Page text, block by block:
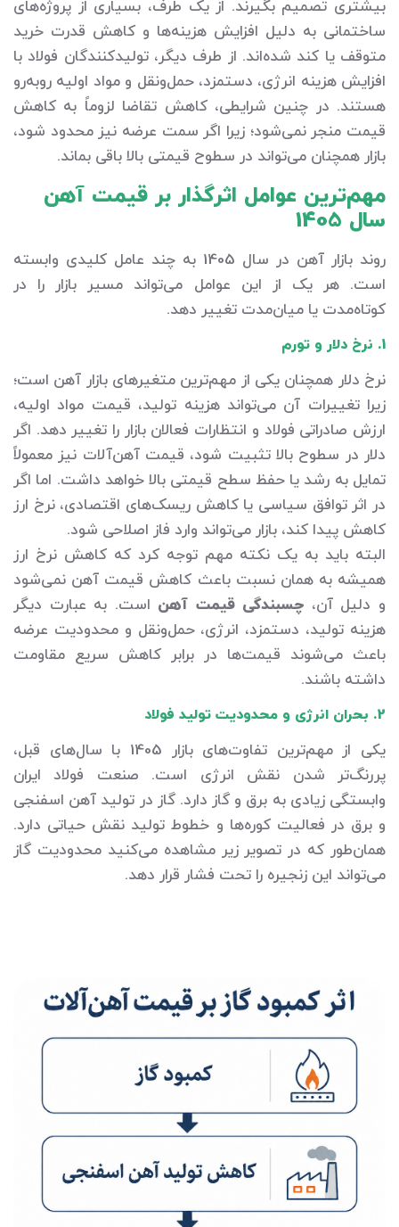
بیشتری تصمیم بگیرند. از یک طرف، بسیاری از پروژه‌های
ساختمانی به دلیل افزایش هزینه‌ها و کاهش قدرت خرید
متوقف یا کند شده‌اند. از طرف دیگر، تولیدکنندگان فولاد با
افزایش هزینه انرژی، دستمزد، حمل‌ونقل و مواد اولیه روبه‌رو
هستند. در چنین شرایطی، کاهش تقاضا لزوماً به کاهش
قیمت منجر نمی‌شود؛ زیرا اگر سمت عرضه نیز محدود شود،
بازار همچنان می‌تواند در سطوح قیمتی بالا باقی بماند.
مهم‌ترین عوامل اثرگذار بر قیمت آهن
سال 1405
روند بازار آهن در سال 1405 به چند عامل کلیدی وابسته
است. هر یک از این عوامل می‌تواند مسیر بازار را در
کوتاه‌مدت یا میان‌مدت تغییر دهد.
1. نرخ دلار و تورم
نرخ دلار همچنان یکی از مهم‌ترین متغیرهای بازار آهن است؛
زیرا تغییرات آن می‌تواند هزینه تولید، قیمت مواد اولیه،
ارزش صادراتی فولاد و انتظارات فعالان بازار را تغییر دهد. اگر
دلار در سطوح بالا تثبیت شود، قیمت آهن‌آلات نیز معمولاً
تمایل به رشد یا حفظ سطح قیمتی بالا خواهد داشت. اما اگر
در اثر توافق سیاسی یا کاهش ریسک‌های اقتصادی، نرخ ارز
کاهش پیدا کند، بازار می‌تواند وارد فاز اصلاحی شود.
البته باید به یک نکته مهم توجه کرد که کاهش نرخ ارز
همیشه به همان نسبت باعث کاهش قیمت آهن نمی‌شود
و دلیل آن، چسبندگی قیمت آهن است. به عبارت دیگر
هزینه تولید، دستمزد، انرژی، حمل‌ونقل و محدودیت عرضه
باعث می‌شوند قیمت‌ها در برابر کاهش سریع مقاومت
داشته باشند.
2. بحران انرژی و محدودیت تولید فولاد
یکی از مهم‌ترین تفاوت‌های بازار 1405 با سال‌های قبل،
پررنگ‌تر شدن نقش انرژی است. صنعت فولاد ایران
وابستگی زیادی به برق و گاز دارد. گاز در تولید آهن اسفنجی
و برق در فعالیت کوره‌ها و خطوط تولید نقش حیاتی دارد.
همان‌طور که در تصویر زیر مشاهده می‌کنید محدودیت گاز
می‌تواند این زنجیره را تحت فشار قرار دهد.